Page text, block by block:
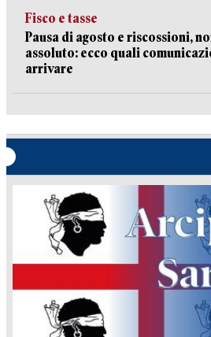
Fisco e tasse
Pausa di agosto e riscossioni,
assoluto: ecco quali
arrivare